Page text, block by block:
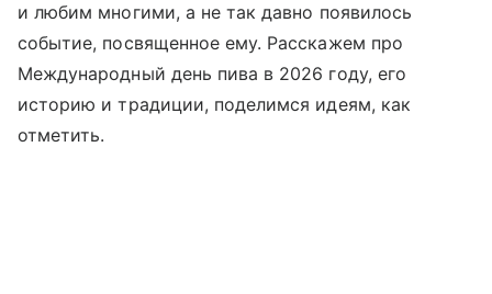
и любим многими, а не так давно появилось
событие, посвященное ему. Расскажем про
Международный день пива в 2026 году, его
историю и традиции, поделимся идеям, как
отметить.